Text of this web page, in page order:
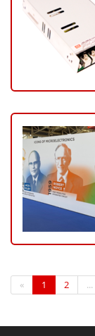
« 1 (current)
2 ...